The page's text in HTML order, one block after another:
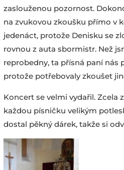
zaslouženou pozornost.
na zvukovou zkoušku přímo v
jedenáct, protože Denisku se
rovnou z auta sbormistr. Než
reprobedny, ta přísná paní nás
protože potřebovaly zkoušet
Koncert se velmi vydařil. Zcela
každou písničku velikým
dostal pěkný dárek, takže si